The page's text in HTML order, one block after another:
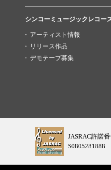
シンコーミュージックレコー
アーティスト情報
リリース作品
デモテープ募集
JASRAC許諾番
S0805281888